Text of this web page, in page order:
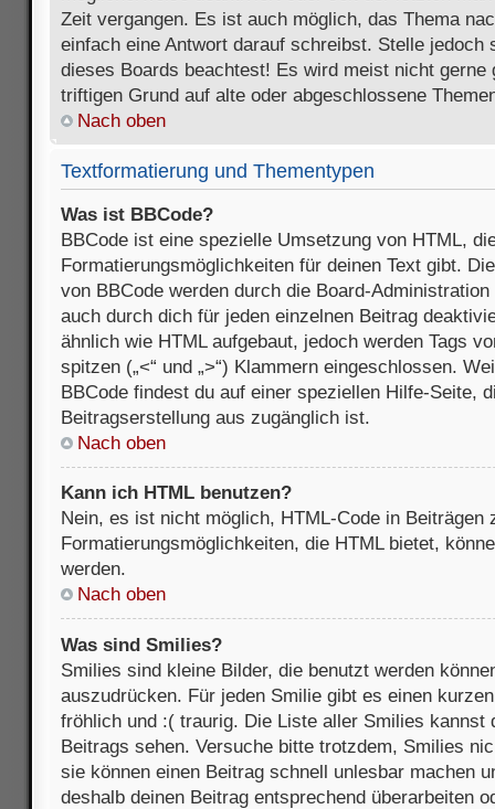
Zeit vergangen. Es ist auch möglich, das Thema
einfach eine Antwort darauf schreibst. Stelle jedoch
dieses Boards beachtest! Es wird meist nicht gerne
triftigen Grund auf alte oder abgeschlossene
Nach oben
Textformatierung und Thementypen
Was ist BBCode?
BBCode ist eine spezielle Umsetzung von HTML,
Formatierungsmöglichkeiten für deinen Text gibt.
von BBCode werden durch die Board-
auch durch dich für jeden einzelnen Beitrag
ähnlich wie HTML aufgebaut, jedoch werden Tags
spitzen („<“ und „>“) Klammern eingeschlossen.
BBCode findest du auf einer speziellen Hilfe-Seite,
Beitragserstellung aus zugänglich ist.
Nach oben
Kann ich HTML benutzen?
Nein, es ist nicht möglich, HTML-Code in Beiträgen
Formatierungsmöglichkeiten, die HTML bietet,
werden.
Nach oben
Was sind Smilies?
Smilies sind kleine Bilder, die benutzt werden
auszudrücken. Für jeden Smilie gibt es einen
fröhlich und :( traurig. Die Liste aller Smilies kannst
Beitrags sehen. Versuche bitte trotzdem, Smilies
sie können einen Beitrag schnell unlesbar machen
deshalb deinen Beitrag entsprechend überarbeiten